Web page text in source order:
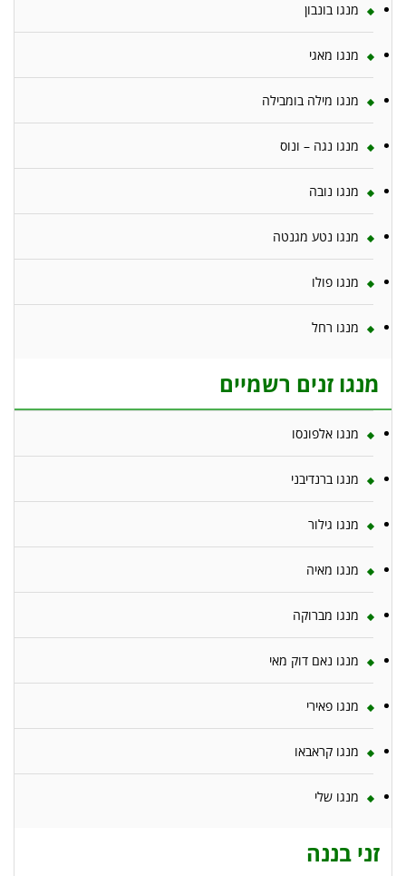
מנגו בונבון
מנגו מאגי
מנגו מילה בומבילה
מנגו נגה – ונוס
מנגו נובה
מנגו נטע מגנטה
מנגו פולו
מנגו רחל
מנגו זנים רשמיים
מנגו אלפונסו
מנגו ברנדיבני
מנגו גילור
מנגו מאיה
מנגו מברוקה
מנגו נאם דוק מאי
מנגו פאירי
מנגו קראבאו
מנגו שלי
זני בננה